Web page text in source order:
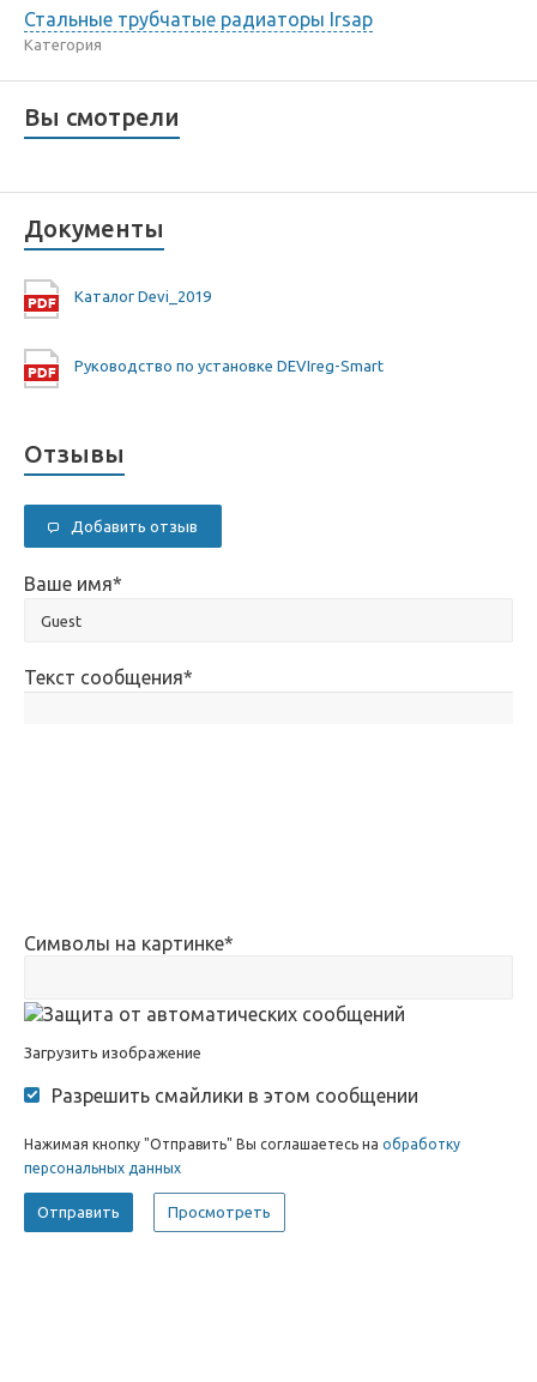
Стальные трубчатые радиаторы Irsap
Категория
Вы смотрели
Документы
Каталог Devi_2019
Руководство по установке DEVIreg-Smart
Отзывы
Добавить отзыв
Ваше имя*
Текст сообщения*
Символы на картинке*
Загрузить изображение
Разрешить смайлики в этом сообщении
Нажимая кнопку "Отправить" Вы соглашаетесь на обработку
персональных данных